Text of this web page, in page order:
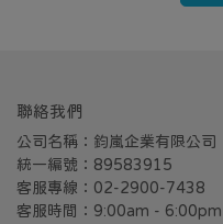
聯絡我們
公司名稱：鈞嵐企業有限公司
統一編號：89583915
客服專線：02-2900-7438
客服時間：9:00am - 6:00pm